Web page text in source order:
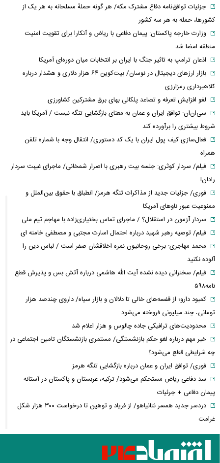
جزئیات توافق‌نامه دفاع مشترک مکه/ هر گونه حملهٔ مسلحانه به هر یک از
کشورها، حمله به هر سه کشور
وزارت خارجه پاکستان: پیمان دفاعی با ریاض و آنکارا برای تقویت امنیت
منطقه امضا شد
اذعان ترامپ به تاثیر جنگ با ایران بر انتخابات میان دوره‌ای آمریکا
بازار ارزهای دیجیتال در نوسان/ بیت‌کوین ۶۴ هزار دلاری و هشدار درباره
کلاهبرداری رمزارزی
لغو افزایش تعرفه و تصاعد پلکانی بهای برق مشترکین کشاورزی
سی‌ان‌ان: توافق ایران و عمان به معنای بازگشایی تنگه نیست / آمریکا باید
شروط بیشتری را برآورده کند
فعال‌سازی کیف پول ایران با یک کد دستوری/ انتقال وجه با شماره تلفن
همراه
فیلم/ سردار کوثری: جلسه بیت رهبری با اصرار شمخانی/ ماجرای غیبت سردار
رادان!
فوری/ جزئیات جدید از مذاکرات تنگه هرمز/ انطباق با حقوق بین‌الملل و
ممنوعیت عبور ناوهای آمریکا
سردار آزمون در استقلال؟ / ماجرای تماس بختیاری‌زاده با مهاجم تیم ملی
فیلم/ توصیه رهبر شهید درباره احتمال اسارت مجتبی و مصطفی خامنه ای
محمد مهاجری: برخی روحانیون نمره اخلاقشان صفر است / لباس دین را
آلوده نکنید
فیلم/ سخنرانی دیده نشده آیت الله هاشمی درباره آتش بس و پذیرش قطع
نامه۵۹۸
کمبود دارو؛ از قفسه‌های خالی تا دلالان و بازار سیاه/ داروی چندصد هزار
تومانی، چند میلیونی فروخته می‌شود
محدودیت‌های ترافیکی جاده چالوس و هزار اعلام شد
خبر مهم درباره لغو حکم بازنشستگی/ مستمری بازنشستگان تامین اجتماعی در
چه شرایطی قطع می‌شود؟
فوری/ توافق ایران و عمان درباره بازگشایی تنگه هرمز
سد دفاعی ریاض مستحکم می‌شود/ ترکیه، عربستان و پاکستان در آستانه
پیمان دفاعی + جرئیات
دردسر جدید همسر نتانیاهو/ از فریاد و توهین تا درخواست ۳۰۰ هزار شکل
غرامت
ترامپ:ذخایر تقریبا نامحدود داریم، اما برخی مهمات کم شده! / ونس یا روبیو
کدام گزینه محبوب ترامپ است؟
حزب قوات اللبنانیه؛ از همکاری با اسرائیل تا مخالفت با ایران / پرونده پیچیده